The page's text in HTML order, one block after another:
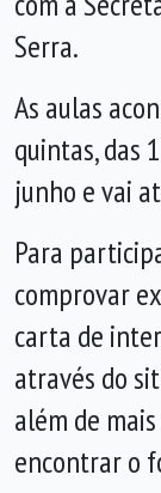
Serra.
As aulas
quintas, das
junho e vai
Para
comprovar
carta de
através do
além de
encontrar o